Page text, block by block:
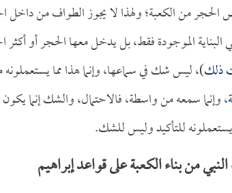
الحجر من الكعبة؛ ولهذا لا يجوز الطواف من
الموجودة فقط، بل يدخل معها الحجر أو أكثر
ذلك)، ليس شك في سماعها، وإنما هذا مما يستعملونه
، وإنما سمعه من واسطة، فالاحتمال، والشك إنما
للتأكيد وليس للشك.
من بناء الكعبة على قواعد إبراهيم